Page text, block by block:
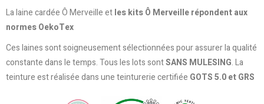
La laine cardée Ô Merveille etles kits Ô Merveille répondent aux
normes OekoTex
Ces laines sont soigneusement sélectionnées pour assurer la qualité
constante dans le temps. Tous les lots sontSANS MULESING. La
teinture est réalisée dans une teinturerie certifiée GOTS 5.0 et GRS